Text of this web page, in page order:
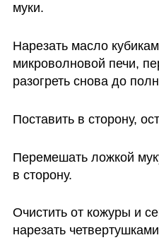
муки.
Нарезать масло
микроволновой печи,
разогреть снова до
Поставить в сторону,
Перемешать ложкой
в сторону.
Очистить от кожуры и
нарезать